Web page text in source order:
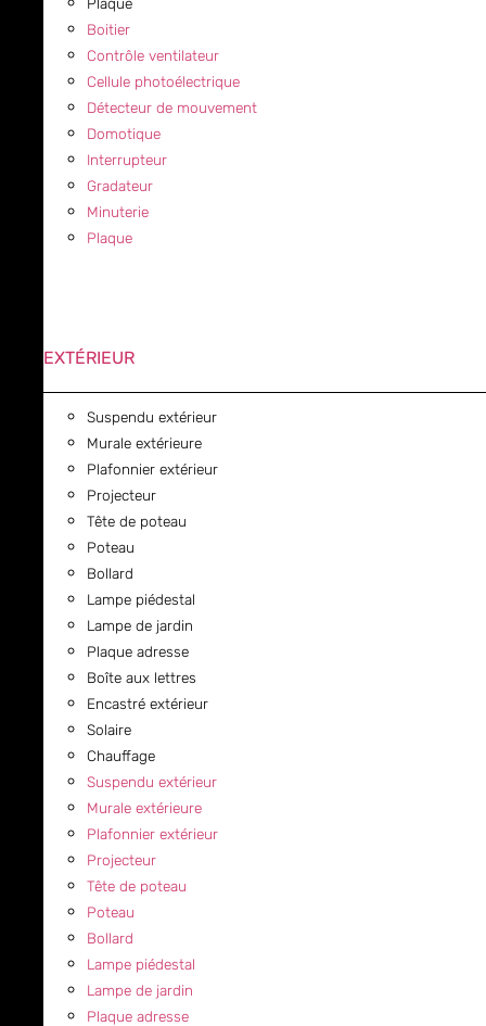
Boitier
Contrôle ventilateur
Cellule photoélectrique
Détecteur de mouvement
Domotique
Interrupteur
Gradateur
Minuterie
Plaque
EXTÉRIEUR
Suspendu extérieur
Murale extérieure
Plafonnier extérieur
Projecteur
Tête de poteau
Poteau
Bollard
Lampe piédestal
Lampe de jardin
Plaque adresse
Boîte aux lettres
Encastré extérieur
Solaire
Chauffage
Suspendu extérieur
Murale extérieure
Plafonnier extérieur
Projecteur
Tête de poteau
Poteau
Bollard
Lampe piédestal
Lampe de jardin
Plaque adresse